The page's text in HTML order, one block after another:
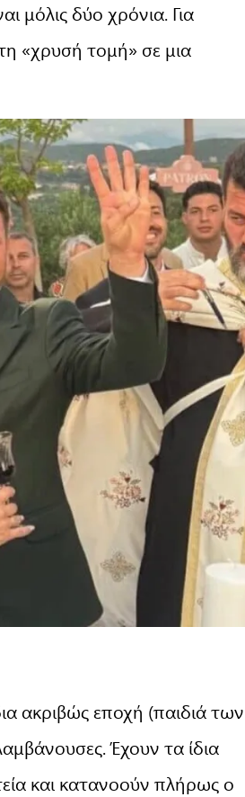
μόλις δύο χρόνια. Για
«χρυσή τομή» σε μια
ακριβώς εποχή (παιδιά των
Έχουν τα ίδια
και κατανοούν πλήρως ο